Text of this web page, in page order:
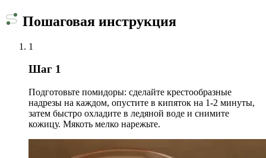
Пошаговая инструкция
1
Шаг 1
Подготовьте помидоры: сделайте крестообразные
надрезы на каждом, опустите в кипяток на 1-2 минуты,
затем быстро охладите в ледяной воде и снимите
кожицу. Мякоть мелко нарежьте.